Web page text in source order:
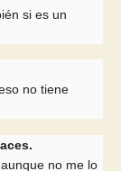
si es un
no tiene
no me lo